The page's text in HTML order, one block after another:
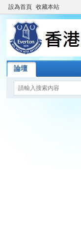
設為首頁 收藏本站
論壇